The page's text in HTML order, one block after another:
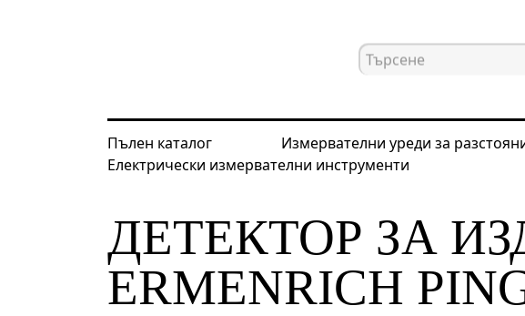
Пълен каталог Измервателни уреди за
Електрически измервателни инструменти
Начална страница Каталог Детектори за издатини
ДЕТЕКТОР ЗА
ERMENRICH